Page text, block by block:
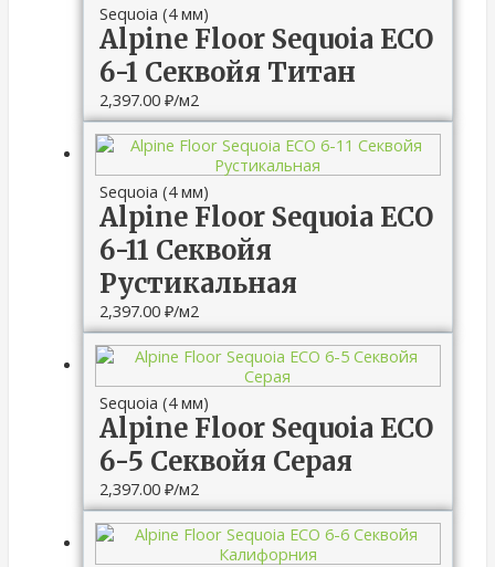
Sequoia (4 мм)
Alpine Floor Sequoia ECO
6-1 Секвойя Титан
2,397.00 ₽/м2
Sequoia (4 мм)
Alpine Floor Sequoia ECO
6-11 Секвойя
Рустикальная
2,397.00 ₽/м2
Sequoia (4 мм)
Alpine Floor Sequoia ECO
6-5 Секвойя Серая
2,397.00 ₽/м2